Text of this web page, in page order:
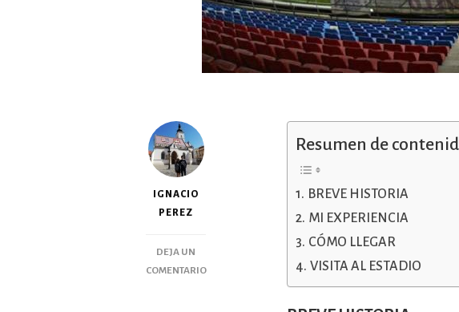
IGNACIO
PEREZ
DEJA UN
COMENTARIO
Resumen de
BREVE HISTORIA
MI EXPERIENCIA
CÓMO LLEGAR
VISITA AL ESTADIO